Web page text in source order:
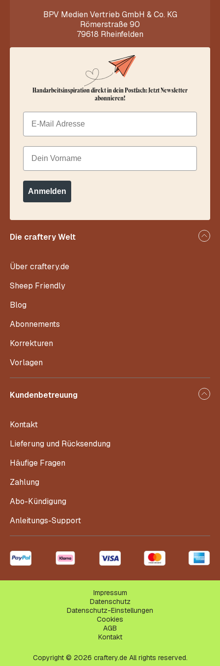
BPV Medien Vertrieb GmbH & Co. KG
Römerstraße 90
79618 Rheinfelden
Die craftery Welt
Über craftery.de
Sheep Friendly
Blog
Abonnements
Korrekturen
Vorlagen
Kundenbetreuung
Kontakt
Lieferung und Rücksendung
Häufige Fragen
Zahlung
Abo-Kündigung
Anleitungs-Support
Handarbeitsinspiration direkt in dein Postfach: Jetzt Newsletter
abonnieren!
Email
Dein Vorname
Anmelden
Copyright © 2026 craftery.de All rights reserved.
Impressum
Datenschutz
Datenschutz-Einstellungen
Cookies
AGB
Kontakt